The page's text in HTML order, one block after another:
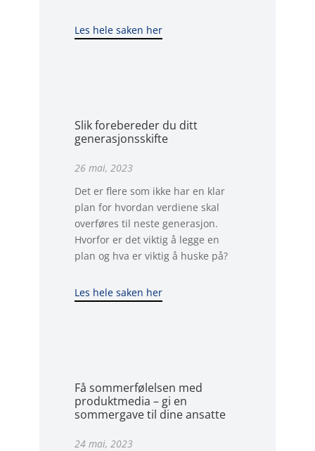
Les hele saken her
Slik forebereder du ditt
generasjonsskifte
26 mai, 2023
Det er flere som ikke har en klar
plan for hvordan verdiene skal
overføres til neste generasjon.
Hvorfor er det viktig å legge en
plan og hva er viktig å huske på?
Les hele saken her
Få sommerfølelsen med
produktmedia – gi en
sommergave til dine ansatte
24 mai, 2023